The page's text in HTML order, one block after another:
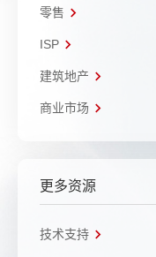
零售
ISP
建筑地产
商业市场
更多资源
技术支持